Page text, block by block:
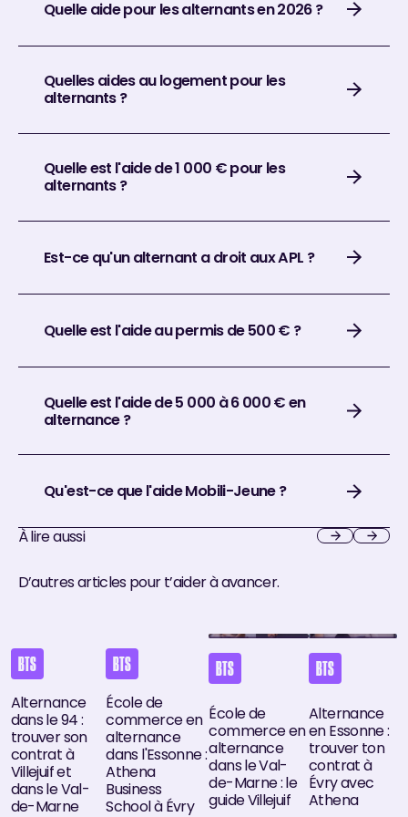
Quelle aide pour les alternants en 2026 ?
Quelles aides au logement pour les
alternants ?
Quelle est l'aide de 1 000 € pour les
alternants ?
Est-ce qu'un alternant a droit aux APL ?
Quelle est l'aide au permis de 500 € ?
Quelle est l'aide de 5 000 à 6 000 € en
alternance ?
Qu'est-ce que l'aide Mobili-Jeune ?
À lire aussi
D’autres articles pour t’aider à avancer.
BTS
Alternance
dans le 94 :
trouver son
contrat à
Villejuif et
dans le Val-
de-Marne
Alternance dans le 94 : trouver son contrat à Villejuif et
BTS
École de
commerce en
alternance
dans l'Essonne :
Athena
Business
School à Évry
École de commerce en alternance dans
BTS
École de
commerce en
alternance
dans le Val-
de-Marne : le
guide Villejuif
École de commerce en
BTS
Alternance
en Essonne :
trouver ton
contrat à
Évry avec
Athena
Alternance en